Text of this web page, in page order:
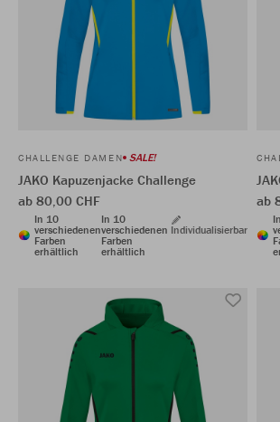
CHALLENGE DAMEN SALE!
JAKO Kapuzenjacke Challenge
ab 80,00 CHF
In 10
verschiedenen
Farben
erhältlich
In 10
verschiedenen
Farben
erhältlich
Individualisierbar
ab